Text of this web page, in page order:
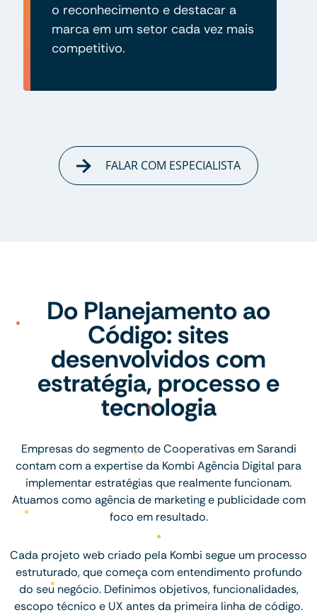
o reconhecimento e destacar a
marca em um setor cada vez mais
competitivo.
FALAR COM ESPECIALISTA
Do Planejamento ao
Código: sites
desenvolvidos com
estratégia, processo e
tecnologia
Empresas do segmento de Cooperativas em Sarandi
contam com a expertise da Kombi Agência Digital para
implementar estratégias que realmente funcionam.
Atuamos como agência de marketing e publicidade com
foco em resultado.
Cada projeto web criado pela Kombi segue um processo
estruturado, que começa com entendimento profundo
do seu negócio. Definimos objetivos, funcionalidades,
escopo técnico e UX antes da primeira linha de código.